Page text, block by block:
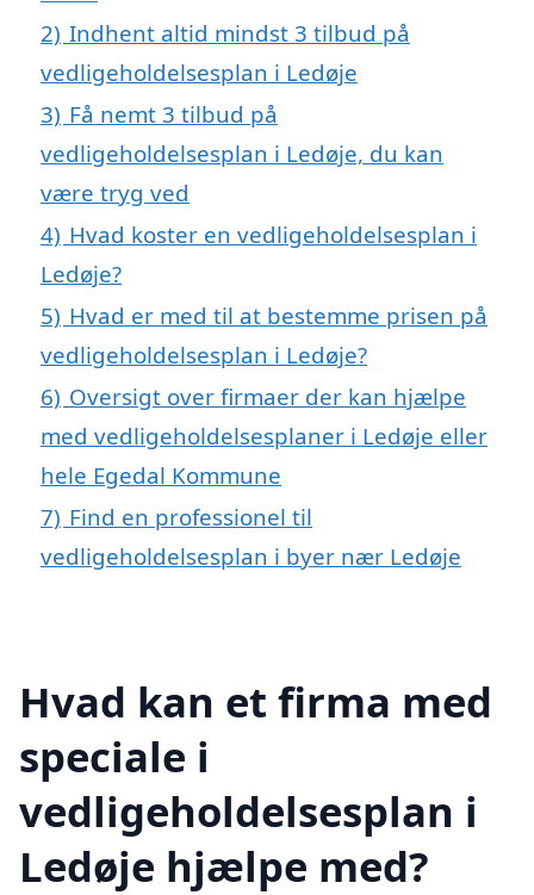
2) Indhent altid mindst 3 tilbud på
vedligeholdelsesplan i Ledøje
3) Få nemt 3 tilbud på
vedligeholdelsesplan i Ledøje, du kan
være tryg ved
4) Hvad koster en vedligeholdelsesplan i
Ledøje?
5) Hvad er med til at bestemme prisen på
vedligeholdelsesplan i Ledøje?
6) Oversigt over firmaer der kan hjælpe
med vedligeholdelsesplaner i Ledøje eller
hele Egedal Kommune
7) Find en professionel til
vedligeholdelsesplan i byer nær Ledøje
Hvad kan et firma med
speciale i
vedligeholdelsesplan i
Ledøje hjælpe med?